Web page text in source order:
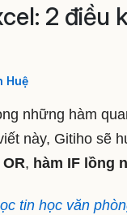
2 điều
Huệ
những hàm
này, Gitiho sẽ
, hàm IF lồng
tin học văn